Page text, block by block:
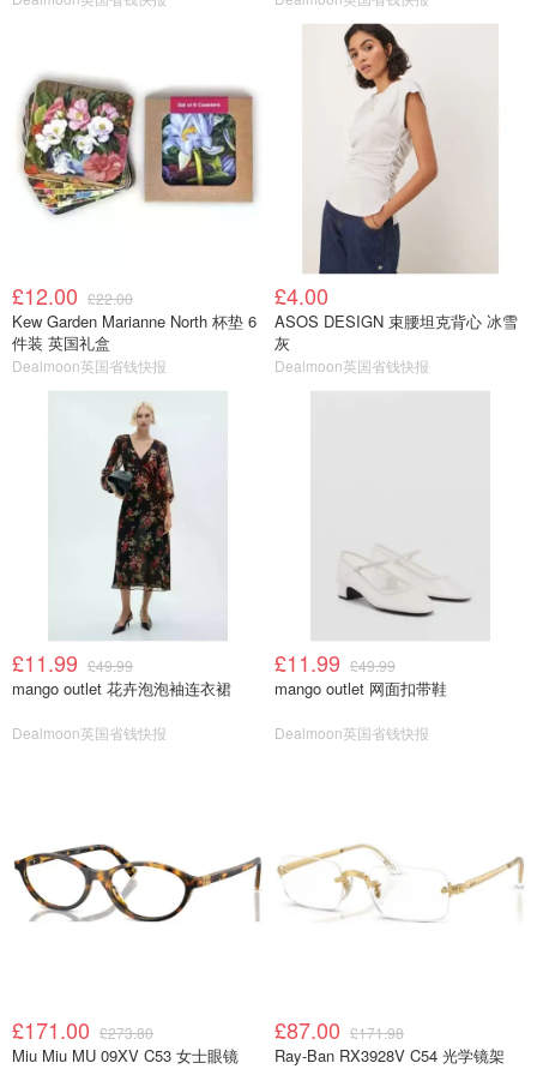
£12.00 £22.00
Kew Garden Marianne North 杯垫 6
件装 英国礼盒
Dealmoon英国省钱快报
£4.00
ASOS DESIGN 束腰坦克背心 冰雪
灰
Dealmoon英国省钱快报
£11.99 £49.99
mango outlet 花卉泡泡袖连衣裙
Dealmoon英国省钱快报
£11.99 £49.99
mango outlet 网面扣带鞋
Dealmoon英国省钱快报
£171.00 £273.80
Miu Miu MU 09XV C53 女士眼镜
£87.00 £171.98
Ray-Ban RX3928V C54 光学镜架